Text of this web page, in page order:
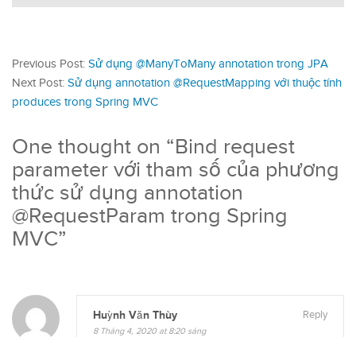
Previous Post: Sử dụng @ManyToMany annotation trong JPA
Next Post: Sử dụng annotation @RequestMapping với thuộc tính
produces trong Spring MVC
One thought on “Bind request
parameter với tham số của phương
thức sử dụng annotation
@RequestParam trong Spring
MVC”
Huỳnh Văn Thùy
8 Tháng 4, 2020 at 8:20 sáng
Reply